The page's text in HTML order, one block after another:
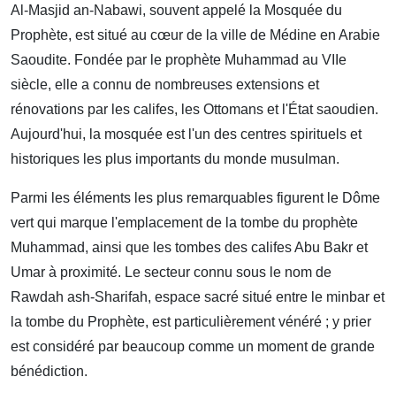
Al-Masjid an-Nabawi, souvent appelé la Mosquée du
Prophète, est situé au cœur de la ville de Médine en Arabie
Saoudite. Fondée par le prophète Muhammad au VIIe
siècle, elle a connu de nombreuses extensions et
rénovations par les califes, les Ottomans et l'État saoudien.
Aujourd'hui, la mosquée est l'un des centres spirituels et
historiques les plus importants du monde musulman.
Parmi les éléments les plus remarquables figurent le Dôme
vert qui marque l'emplacement de la tombe du prophète
Muhammad, ainsi que les tombes des califes Abu Bakr et
Umar à proximité. Le secteur connu sous le nom de
Rawdah ash-Sharifah, espace sacré situé entre le minbar et
la tombe du Prophète, est particulièrement vénéré ; y prier
est considéré par beaucoup comme un moment de grande
bénédiction.